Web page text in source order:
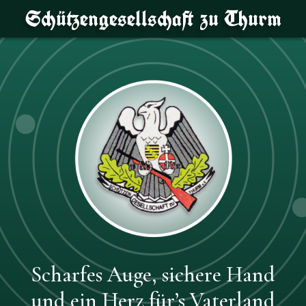
Schützengesellschaft zu Thurm
Scharfes Auge, sichere Hand
und ein Herz für’s Vaterland